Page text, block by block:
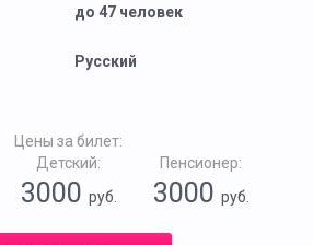
до 47 человек
Русский
Цены за билет:
Детский:
3000 руб.
Пенсионер:
3000руб.